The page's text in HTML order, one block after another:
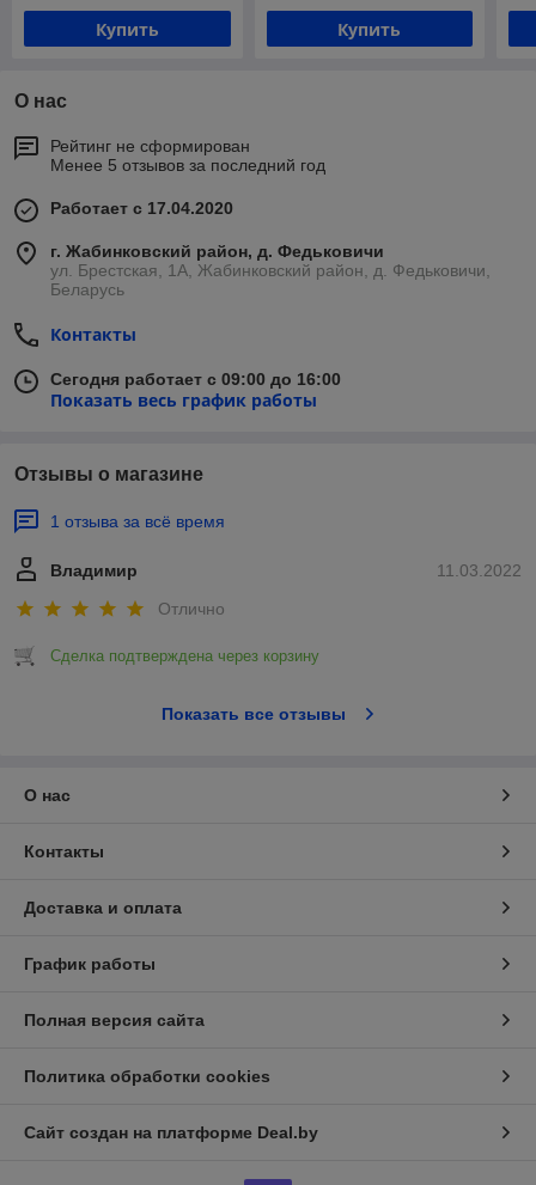
Купить Купить
О нас
Рейтинг не сформирован
Менее 5 отзывов за последний год
Работает с 17.04.2020
г. Жабинковский район, д. Федьковичи
ул. Брестская, 1А, Жабинковский район, д. Федьковичи,
Беларусь
Контакты
Сегодня работает с 09:00 до 16:00
Показать весь график работы
Отзывы о магазине
1 отзыва за всё время
11.03.2022
Владимир
Отлично
Сделка подтверждена через корзину
Показать все отзывы
О нас
Контакты
Доставка и оплата
График работы
Полная версия сайта
Политика обработки cookies
Сайт создан на платформе Deal.by